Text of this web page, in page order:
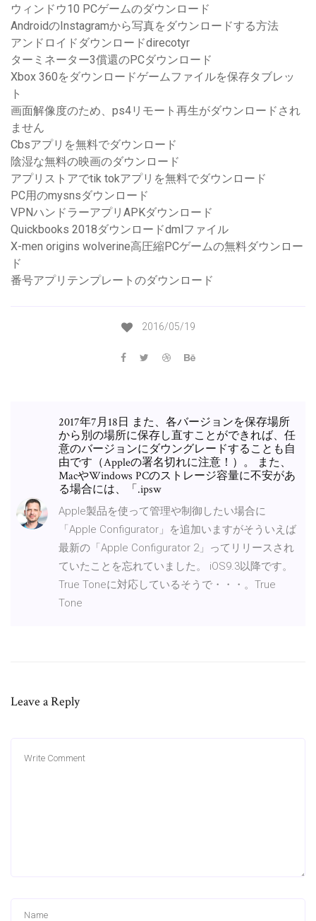
ウィンドウ10 PCゲームのダウンロード
AndroidのInstagramから写真をダウンロードする方法
アンドロイドダウンロードdirecotyr
ターミネーター3償還のPCダウンロード
Xbox 360をダウンロードゲームファイルを保存タブレッ
ト
画面解像度のため、ps4リモート再生がダウンロードされ
ません
Cbsアプリを無料でダウンロード
陰湿な無料の映画のダウンロード
アプリストアでtik tokアプリを無料でダウンロード
PC用のmysnsダウンロード
VPNハンドラーアプリAPKダウンロード
Quickbooks 2018ダウンロードdmlファイル
X-men origins wolverine高圧縮PCゲームの無料ダウンロー
ド
番号アプリテンプレートのダウンロード
2016/05/19
2017年7月18日 また、各バージョンを保存場所
から別の場所に保存し直すことができれば、任
意のバージョンにダウングレードすることも自
由です（Appleの署名切れに注意！）。 また、
MacやWindows PCのストレージ容量に不安があ
る場合には、「.ipsw
Apple製品を使って管理や制御したい場合に
「Apple Configurator」を追加いますがそういえば
最新の「Apple Configurator 2」ってリリースされ
ていたことを忘れていました。 iOS9.3以降です。
True Toneに対応しているそうで・・・。True
Tone
Leave a Reply